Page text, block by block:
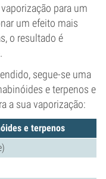
para um
um efeito mais
o resultado é
segue-se uma
e terpenos e
a sua vaporização:
e terpenos